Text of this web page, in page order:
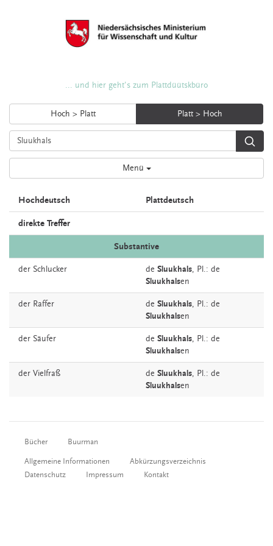
... und hier geht's zum Plattdüütskbüro
Hoch > Platt Platt > Hoch
Menü
Hochdeutsch Plattdeutsch
direkte Treffer
Substantive
der Schlucker de Sluukhals, Pl.: de
Sluukhalsen
der Raffer de Sluukhals, Pl.: de
Sluukhalsen
der Säufer de Sluukhals, Pl.: de
Sluukhalsen
der Vielfraß de Sluukhals, Pl.: de
Sluukhalsen
Bücher Buurman
Allgemeine Informationen
Abkürzungsverzeichnis
Datenschutz
Impressum Kontakt